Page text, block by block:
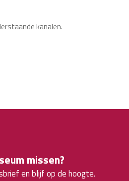
kanalen.
missen?
en blijf op de hoogte.